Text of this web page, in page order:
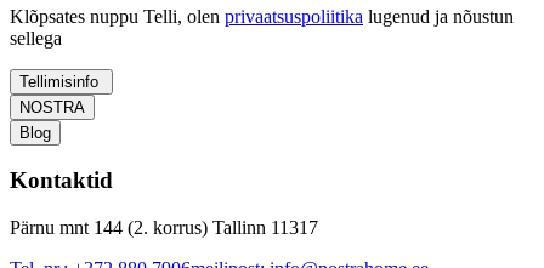
Klõpsates nuppu Telli, olen privaatsuspoliitika lugenud ja nõustun
sellega
Tellimisinfo
NOSTRA
Blog
Kontaktid
Pärnu mnt 144 (2. korrus) Tallinn 11317